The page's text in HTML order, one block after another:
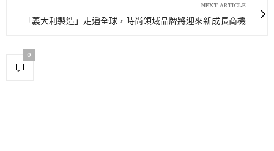
NEXT ARTICLE
「義大利製造」走遍全球，時尚領域品牌將迎來新成長商機
0